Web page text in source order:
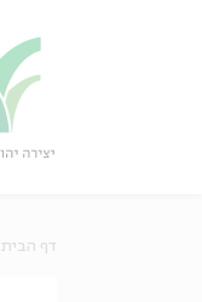
דף הבית